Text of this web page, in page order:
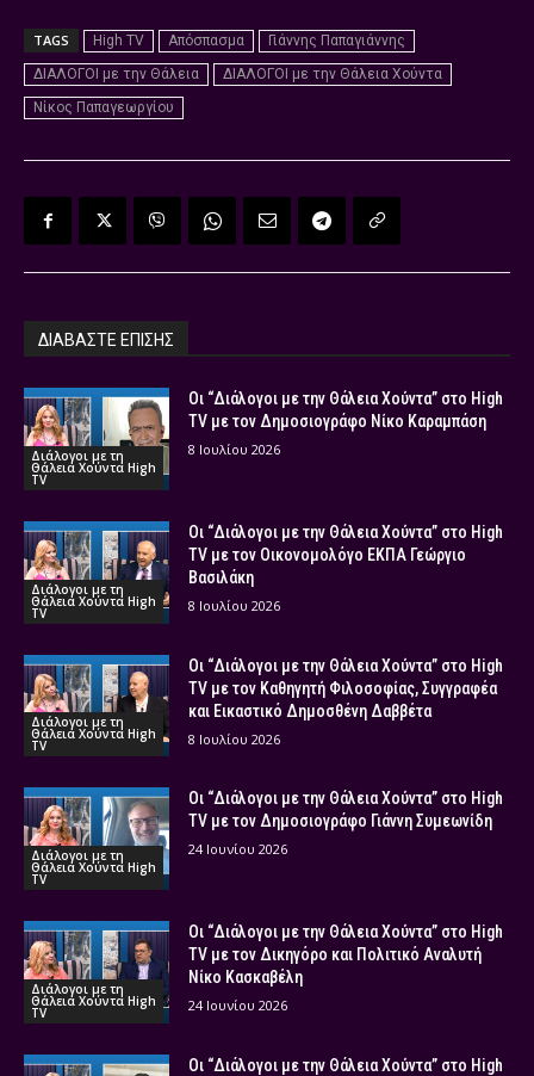
TAGS High TV Απόσπασμα
Γιάννης Παπαγιάννης
ΔΙΑΛΟΓΟΙ με την Θάλεια
ΔΙΑΛΟΓΟΙ με την Θάλεια Χούντα
Νίκος Παπαγεωργίου
ΔΙΑΒΑΣΤΕ ΕΠΙΣΗΣ
Διάλογοι με τη
Θάλεια Χούντα High
TV
Οι “Διάλογοι με την Θάλεια Χούντα” στο High
TV με τον Δημοσιογράφο Νίκο Καραμπάση
8 Ιουλίου 2026
Διάλογοι με τη
Θάλεια Χούντα High
TV
Οι “Διάλογοι με την Θάλεια Χούντα” στο High
TV με τον Οικονομολόγο ΕΚΠΑ Γεώργιο
Βασιλάκη
8 Ιουλίου 2026
Διάλογοι με τη
Θάλεια Χούντα High
TV
Οι “Διάλογοι με την Θάλεια Χούντα” στο High
TV με τον Καθηγητή Φιλοσοφίας, Συγγραφέα
και Εικαστικό Δημοσθένη Δαββέτα
8 Ιουλίου 2026
Διάλογοι με τη
Θάλεια Χούντα High
TV
Οι “Διάλογοι με την Θάλεια Χούντα” στο High
TV με τον Δημοσιογράφο Γιάννη Συμεωνίδη
24 Ιουνίου 2026
Διάλογοι με τη
Θάλεια Χούντα High
TV
Οι “Διάλογοι με την Θάλεια Χούντα” στο High
TV με τον Δικηγόρο και Πολιτικό Αναλυτή
Νίκο Κασκαβέλη
24 Ιουνίου 2026
Οι “Διάλογοι με την Θάλεια Χούντα” στο High